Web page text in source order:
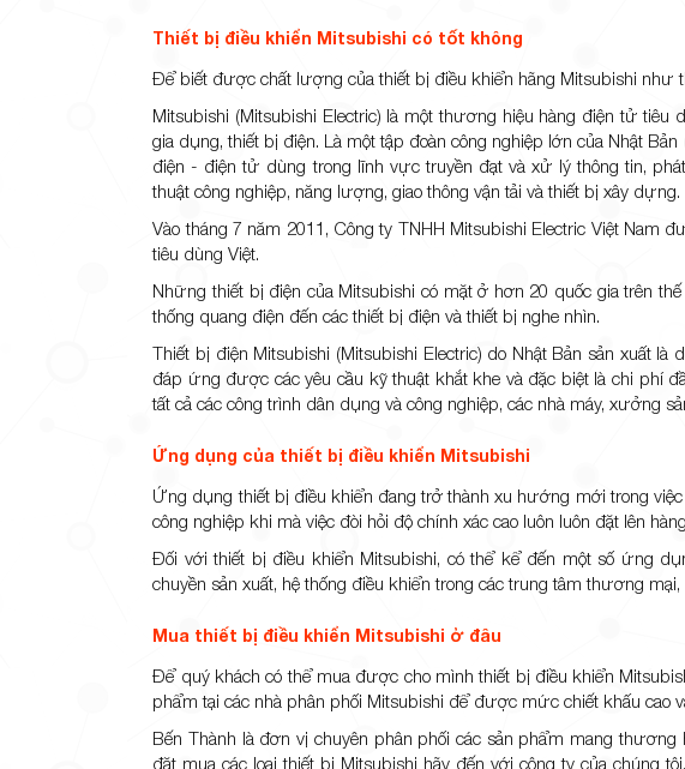
Thiết bị điều khiển Mitsubishi có tốt không
Để biết được chất lượng của thiết bị điều khiển hãng Mitsubishi như
Mitsubishi (Mitsubishi Electric) là một thương hiệu hàng điện tử
gia dụng, thiết bị điện. Là một tập đoàn công nghiệp lớn của Nhật
điện - điện tử dùng trong lĩnh vực truyền đạt và xử lý thông tin,
thuật công nghiệp, năng lượng, giao thông vận tải và thiết bị xây dựng.
Vào tháng 7 năm 2011, Công ty TNHH Mitsubishi Electric Việt
tiêu dùng Việt.
Những thiết bị điện của Mitsubishi có mặt ở hơn 20 quốc gia trên
thống quang điện đến các thiết bị điện và thiết bị nghe nhìn.
Thiết bị điện Mitsubishi (Mitsubishi Electric) do Nhật Bản sản xuất
đáp ứng được các yêu cầu kỹ thuật khắt khe và đặc biệt là chi
tất cả các công trình dân dụng và công nghiệp, các nhà máy, xưởng
Ứng dụng của thiết bị điều khiển Mitsubishi
Ứng dụng thiết bị điều khiển đang trở thành xu hướng mới trong việc
công nghiệp khi mà việc đòi hỏi độ chính xác cao luôn luôn đặt lên
Đối với thiết bị điều khiển Mitsubishi, có thể kể đến một số ứng
chuyền sản xuất, hệ thống điều khiển trong các trung tâm thương
Mua thiết bị điều khiển Mitsubishi ở đâu
Để quý khách có thể mua được cho mình thiết bị điều khiển
phẩm tại các nhà phân phối Mitsubishi để được mức chiết khấu cao
Bến Thành là đơn vị chuyên phân phối các sản phẩm mang
đặt mua các loại thiết bị Mitsubishi hãy đến với công ty của chúng